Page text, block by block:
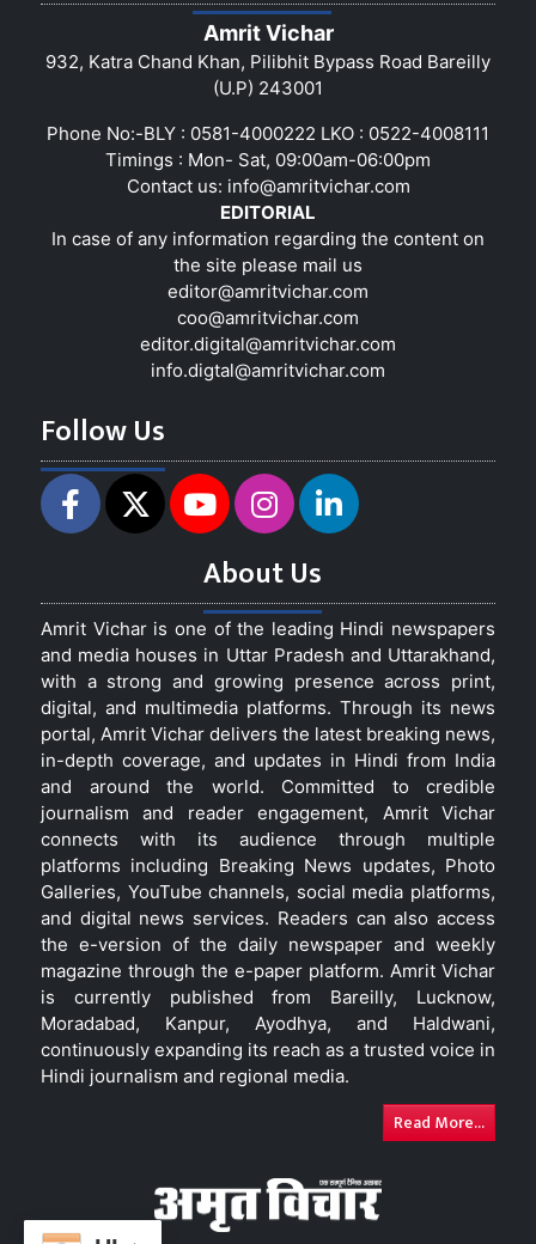
Amrit Vichar
932, Katra Chand Khan, Pilibhit Bypass Road Bareilly
(U.P) 243001
Phone No:-BLY : 0581-4000222 LKO : 0522-4008111
Timings : Mon- Sat, 09:00am-06:00pm
Contact us: info@amritvichar.com
EDITORIAL
In case of any information regarding the content on
the site please mail us
editor@amritvichar.com
coo@amritvichar.com
editor.digital@amritvichar.com
info.digtal@amritvichar.com
Follow Us
About Us
Amrit Vichar is one of the leading Hindi newspapers
and media houses in Uttar Pradesh and Uttarakhand,
with a strong and growing presence across print,
digital, and multimedia platforms. Through its news
portal, Amrit Vichar delivers the latest breaking news,
in-depth coverage, and updates in Hindi from India
and around the world. Committed to credible
journalism and reader engagement, Amrit Vichar
connects with its audience through multiple
platforms including Breaking News updates, Photo
Galleries, YouTube channels, social media platforms,
and digital news services. Readers can also access
the e-version of the daily newspaper and weekly
magazine through the e-paper platform. Amrit Vichar
is currently published from Bareilly, Lucknow,
Moradabad, Kanpur, Ayodhya, and Haldwani,
continuously expanding its reach as a trusted voice in
Hindi journalism and regional media.
Read More...